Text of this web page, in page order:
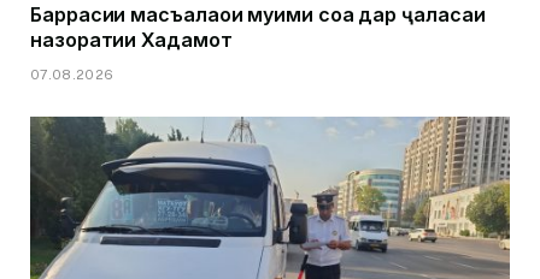
Баррасии масъалаҳои муҳими соҳа дар ҷаласаи
назоратии Хадамот
07.08.2026